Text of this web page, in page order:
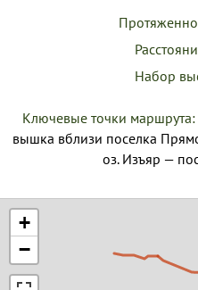
Набор
Ключевые точки маршрута:
вышка вблизи поселка
оз. Изъяр —
+
−